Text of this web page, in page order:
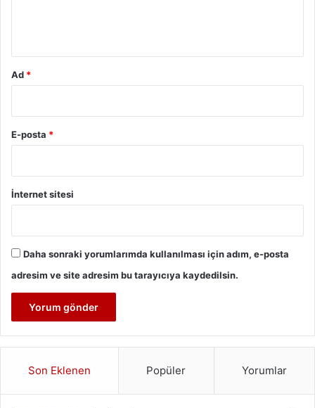
Ad *
E-posta *
İnternet sitesi
Daha sonraki yorumlarımda kullanılması için adım, e-posta
adresim ve site adresim bu tarayıcıya kaydedilsin.
Son Eklenen Popüler Yorumlar